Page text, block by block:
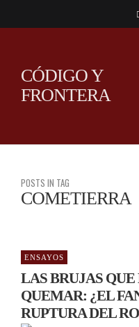
CÓDIGO Y
FRONTERA
POSTS IN TAG
COMETIERRA
ENSAYOS
LAS BRUJAS
QUEMAR: ¿EL
RUPTURA DEL